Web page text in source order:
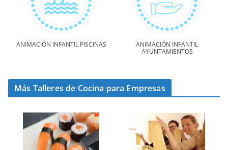
ANIMACIÓN INFANTIL PISCINAS
ANIMACIÓN INFANTIL
AYUNTAMIENTOS
Más Talleres de Cocina para Empresas